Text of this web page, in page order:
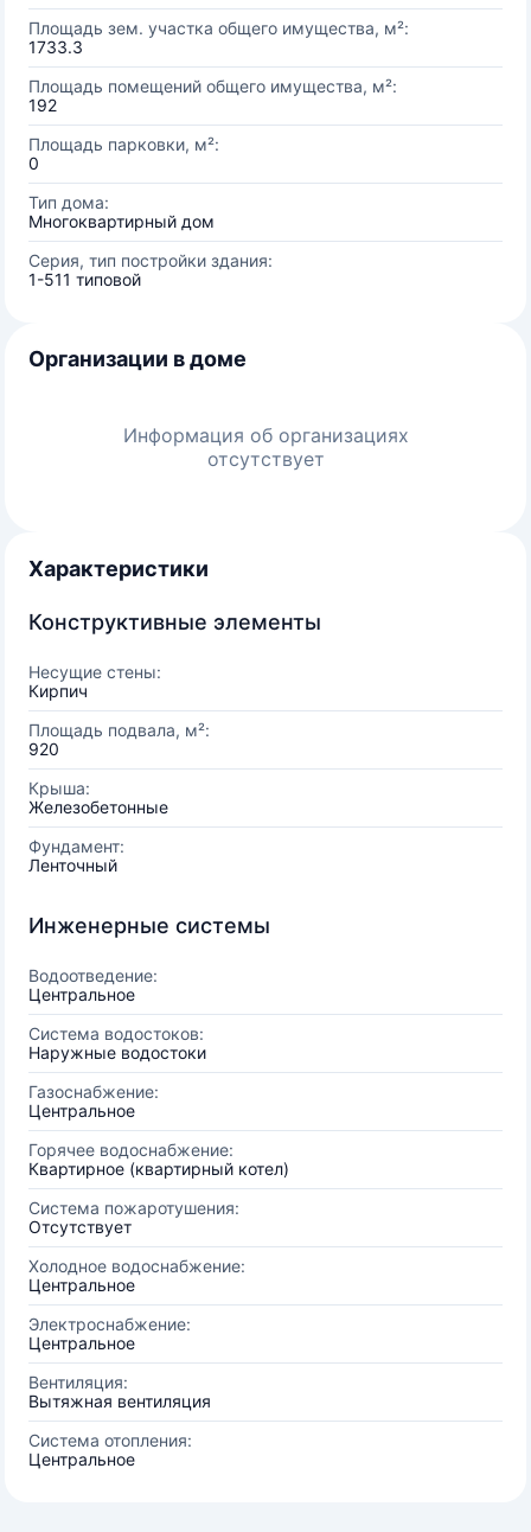
Площадь зем. участка общего имущества, м²:
1733.3
Площадь помещений общего имущества, м²:
192
Площадь парковки, м²:
0
Тип дома:
Многоквартирный дом
Серия, тип постройки здания:
1-511 типовой
Организации в доме
Информация об организациях
отсутствует
Характеристики
Конструктивные элементы
Несущие стены:
Кирпич
Площадь подвала, м²:
920
Крыша:
Железобетонные
Фундамент:
Ленточный
Инженерные системы
Водоотведение:
Центральное
Система водостоков:
Наружные водостоки
Газоснабжение:
Центральное
Горячее водоснабжение:
Квартирное (квартирный котел)
Система пожаротушения:
Отсутствует
Холодное водоснабжение:
Центральное
Электроснабжение:
Центральное
Вентиляция:
Вытяжная вентиляция
Система отопления:
Центральное